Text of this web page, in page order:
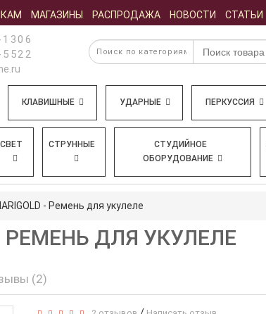
МАГАЗИНЫ РАСПРОДАЖА НОВОСТИ СТАТЬИ
КЛАВИШНЫЕ УДАРНЫЕ ПЕРКУССИЯ
СВЕТ СТРУННЫЕ
СТУДИЙНОЕ
ОБОРУДОВАНИЕ
- Ремень для укулеле
- РЕМЕНЬ ДЛЯ УКУЛЕЛЕ
(2)